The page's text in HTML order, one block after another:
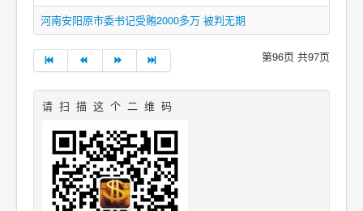
河南安阳原市委书记受贿2000多万 被判无期
第96页 共97页
请 扫 描 这 个 二 维 码